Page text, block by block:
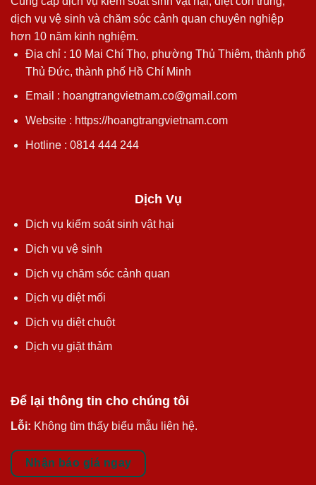
dịch vụ vệ sinh và chăm sóc cảnh quan chuyên nghiệp
hơn 10 năm kinh nghiệm.
Địa chỉ : 10 Mai Chí Thọ, phường Thủ Thiêm, thành phố
Thủ Đức, thành phố Hồ Chí Minh
Email : hoangtrangvietnam.co@gmail.com
Website : https://hoangtrangvietnam.com
Hotline : 0814 444 244
Dịch Vụ
Dịch vụ kiểm soát sinh vật hại
Dịch vụ vệ sinh
Dịch vụ chăm sóc cảnh quan
Dịch vụ diệt mối
Dịch vụ diệt chuột
Dịch vụ giặt thảm
Để lại thông tin cho chúng tôi
Lỗi: Không tìm thấy biểu mẫu liên hệ.
Nhận báo giá ngay